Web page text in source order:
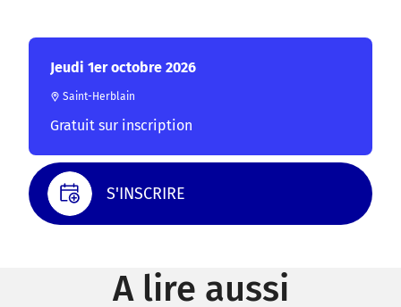
Jeudi 1er octobre 2026
Saint-Herblain
Gratuit sur inscription
S'INSCRIRE
A lire aussi